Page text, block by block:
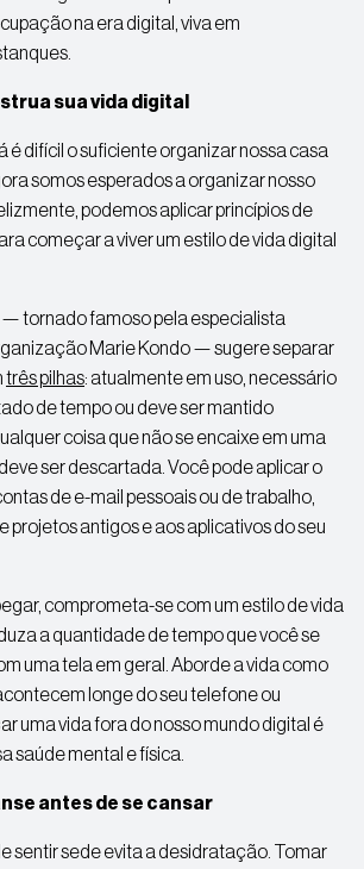
na era digital, viva em
sua vida digital
é difícil o suficiente organizar nossa casa
somos esperados a organizar nosso
podemos aplicar princípios de
começar a viver um estilo de vida digital
tornado famoso pela especialista
Marie Kondo — sugere separar
três pilhas: atualmente em uso, necessário
de tempo ou deve ser mantido
coisa que não se encaixe em uma
ser descartada. Você pode aplicar o
de e-mail pessoais ou de trabalho,
projetos antigos e aos aplicativos do seu
comprometa-se com um estilo de vida
a quantidade de tempo que você se
uma tela em geral. Aborde a vida como
longe do seu telefone ou
uma vida fora do nosso mundo digital é
saúde mental e física.
antes de se cansar
sentir sede evita a desidratação. Tomar